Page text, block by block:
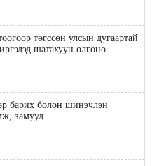
төгссөн улсын дугаартай
шатахуун олгоно
барих болон шинэчлэн
замууд